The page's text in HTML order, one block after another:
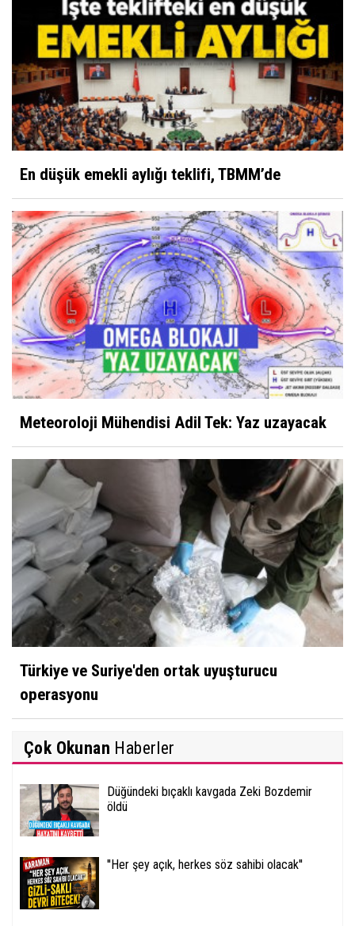
En düşük emekli aylığı teklifi, TBMM’de
Meteoroloji Mühendisi Adil Tek: Yaz uzayacak
Türkiye ve Suriye'den ortak uyuşturucu
operasyonu
Çok Okunan Haberler
Düğündeki bıçaklı kavgada Zeki Bozdemir
öldü
''Her şey açık, herkes söz sahibi olacak''